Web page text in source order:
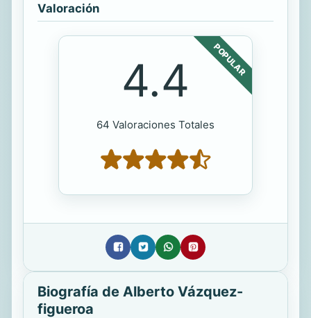
Valoración
POPULAR
4.4
64 Valoraciones Totales
Biografía de Alberto Vázquez-
figueroa